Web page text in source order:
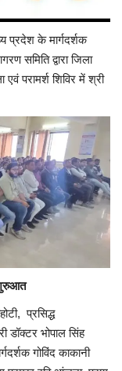
प्रदेश के मार्गदर्शक
समिति द्वारा जिला
परामर्श शिविर में श्री
शुरुआत
प्रसिद्ध
डॉक्टर भोपाल सिंह
गोविंद काकानी